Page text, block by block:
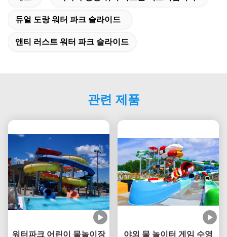
듀얼 도랑 워터 파크 슬라이드
앤티 러스트 워터 파크 슬라이드
관련 제품
워터파크 어린이 물놀이장
야외 물 놀이터 게임 수영